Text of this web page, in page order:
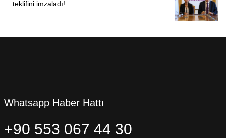
teklifini imzaladı!
Whatsapp Haber Hattı
+90 553 067 44 30